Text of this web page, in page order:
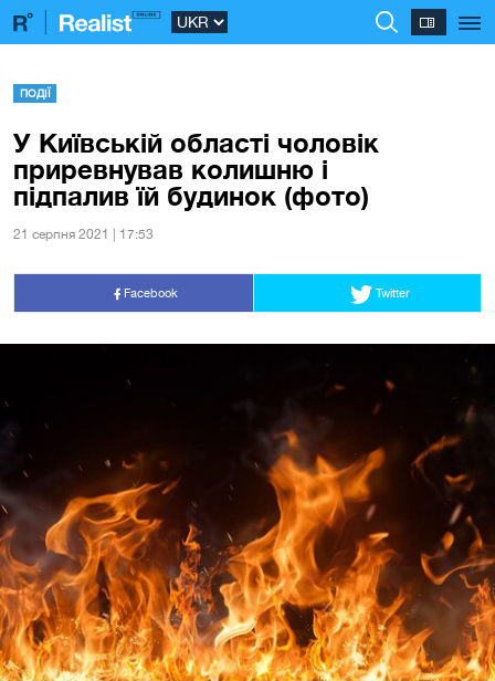
ПОДІЇ
У Київській області чоловік
приревнував колишню і
підпалив їй будинок (фото)
21 серпня 2021 | 17:53
Facebook Twitter